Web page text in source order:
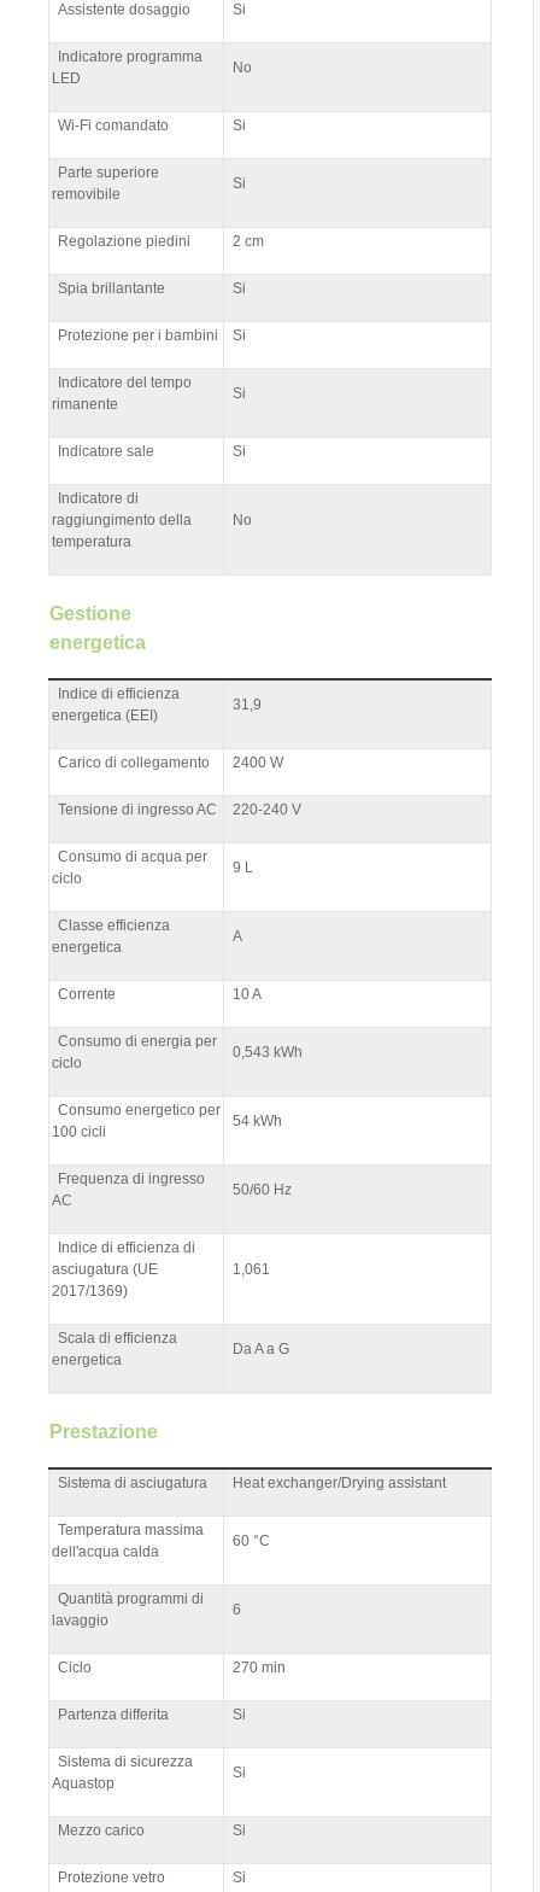
Assistente dosaggio Si
Indicatore programma
LED
No
Wi-Fi comandato Si
Parte superiore
removibile
Si
Regolazione piedini 2 cm
Spia brillantante Si
Protezione per i bambini Si
Indicatore del tempo
rimanente
Si
Indicatore sale Si
Indicatore di
raggiungimento della
temperatura
No
Gestione
energetica
Indice di efficienza
energetica (EEI)
31,9
Carico di collegamento 2400 W
Tensione di ingresso AC 220-240 V
Consumo di acqua per
ciclo
9 L
Classe efficienza
energetica
A
Corrente 10 A
Consumo di energia per
ciclo
0,543 kWh
Consumo energetico per
100 cicli
54 kWh
Frequenza di ingresso
AC
50/60 Hz
Indice di efficienza di
asciugatura (UE
2017/1369)
1,061
Scala di efficienza
energetica
Da A a G
Prestazione
Sistema di asciugatura Heat exchanger/Drying assistant
Temperatura massima
dell'acqua calda
60 °C
Quantità programmi di
lavaggio
6
Ciclo 270 min
Partenza differita Si
Sistema di sicurezza
Aquastop
Si
Mezzo carico Si
Protezione vetro Si